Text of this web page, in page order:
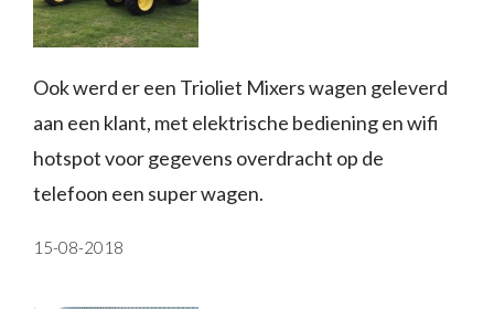
Ook werd er een Trioliet Mixers wagen geleverd
aan een klant, met elektrische bediening en wifi
hotspot voor gegevens overdracht op de
telefoon een super wagen.
15-08-2018